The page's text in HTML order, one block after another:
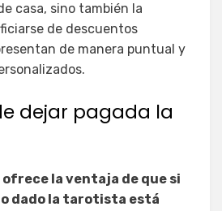
casa, sino también la
de descuentos
de manera puntual y
dejar pagada la
la ventaja de que si
dado la tarotista está